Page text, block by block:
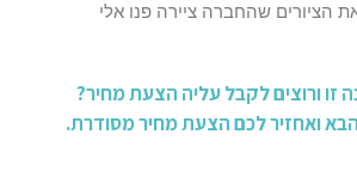
הציורים שהחברה ציירה פנו אלי
זו ורוצים לקבל עליה הצעת מחיר?
ואחזיר לכם הצעת מחיר מסודרת.